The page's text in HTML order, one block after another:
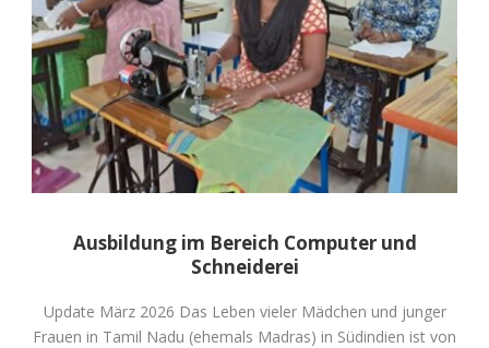
Ausbildung im Bereich Computer und
Schneiderei
Update März 2026 Das Leben vieler Mädchen und junger
Frauen in Tamil Nadu (ehemals Madras) in Südindien ist von